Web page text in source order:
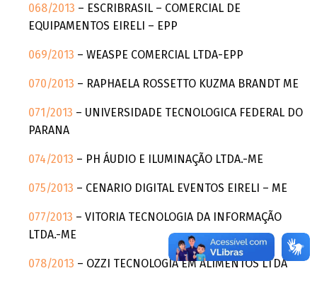
068/2013 – ESCRIBRASIL – COMERCIAL DE
EQUIPAMENTOS EIRELI – EPP
069/2013 – WEASPE COMERCIAL LTDA-EPP
070/2013 – RAPHAELA ROSSETTO KUZMA BRANDT ME
071/2013 – UNIVERSIDADE TECNOLOGICA FEDERAL DO
PARANA
074/2013 – PH ÁUDIO E ILUMINAÇÃO LTDA.-ME
075/2013 – CENARIO DIGITAL EVENTOS EIRELI – ME
077/2013 – VITORIA TECNOLOGIA DA INFORMAÇÃO
LTDA.-ME
078/2013 – OZZI TECNOLOGIA EM ALIMENTOS LTDA